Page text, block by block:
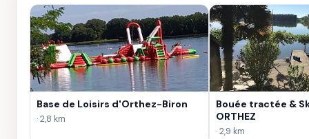
Base de Loisirs d'Orthez-Biron
· 2,8 km
Bouée tractée &
ORTHEZ
· 2,9 km